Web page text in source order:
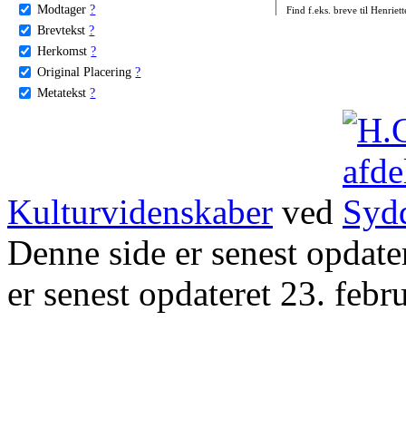
Modtager ?
Brevtekst ?
Herkomst ?
Original Placering ?
Metatekst ?
Find f.eks. breve til
Kulturvidenskaber ved
Denne side er senest
er senest opdateret 23.